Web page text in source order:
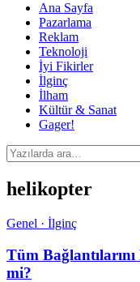
Ana Sayfa
Pazarlama
Reklam
Teknoloji
İyi Fikirler
İlginç
İlham
Kültür & Sanat
Gager!
helikopter
Genel · İlginç
Tüm
mi?